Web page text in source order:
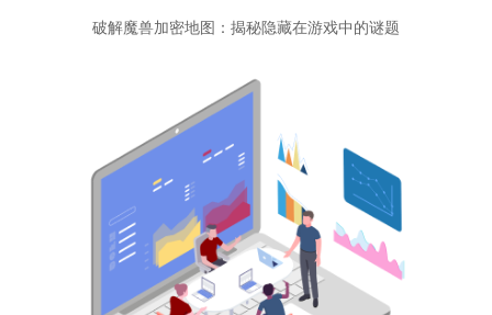
破解魔兽加密地图：揭秘隐藏在游戏中的谜题